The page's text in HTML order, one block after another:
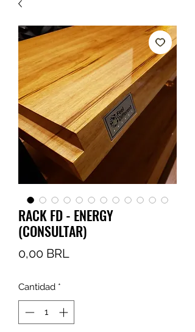
RACK FD - ENERGY
(CONSULTAR)
0,00 BRLPrecio
Cantidad *